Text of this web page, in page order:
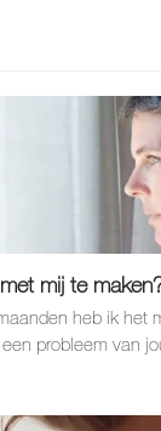
mij te
heb ik het
een probleem van